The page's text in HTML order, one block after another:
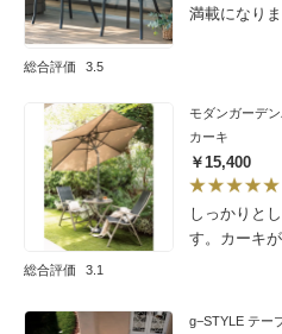
総合評価 3.5
満載になり
く、梱包が
句なしです
られるしス
量感でガタ
り心地がい
うようにな
今後色褪せ
て見れる高
総合評価 3.1
モダンガーデ
カーキ
￥15,400
しっかりと
す。カーキ